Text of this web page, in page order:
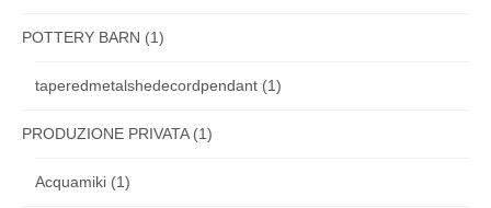
POTTERY BARN (1)
taperedmetalshedecordpendant (1)
PRODUZIONE PRIVATA(1)
Acquamiki (1)